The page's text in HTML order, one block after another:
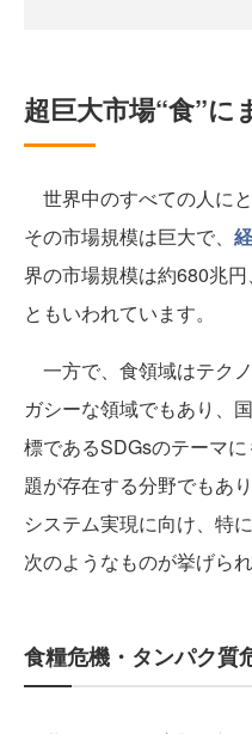
超巨大市場“食”に
世界中のすべての人にと
その市場規模は巨大で、
界の市場規模は約680兆
ともいわれています。
一方で、食領域はテク
ガシーな領域でもあり、
標であるSDGsのテーマ
題が存在する分野でもあ
システム実現に向け、特
次のようなものが挙げられ
食糧危機・タンパク質